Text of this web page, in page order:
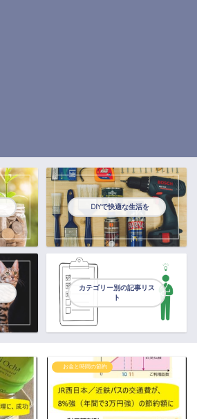
DIYで快適な生活を
カテゴリー別の記事リス
ト
お金と時間の節約